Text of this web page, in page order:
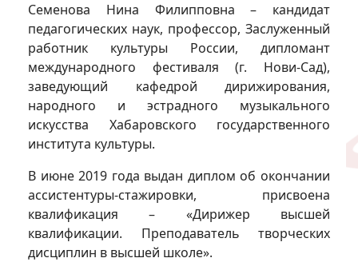
Семенова Нина Филипповна – кандидат
педагогических наук, профессор, Заслуженный
работник культуры России, дипломант
международного фестиваля (г. Нови-Сад),
заведующий кафедрой дирижирования,
народного и эстрадного музыкального
искусства Хабаровского государственного
института культуры.
В июне 2019 года выдан диплом об окончании
ассистентуры-стажировки, присвоена
квалификация – «Дирижер высшей
квалификации. Преподаватель творческих
дисциплин в высшей школе».